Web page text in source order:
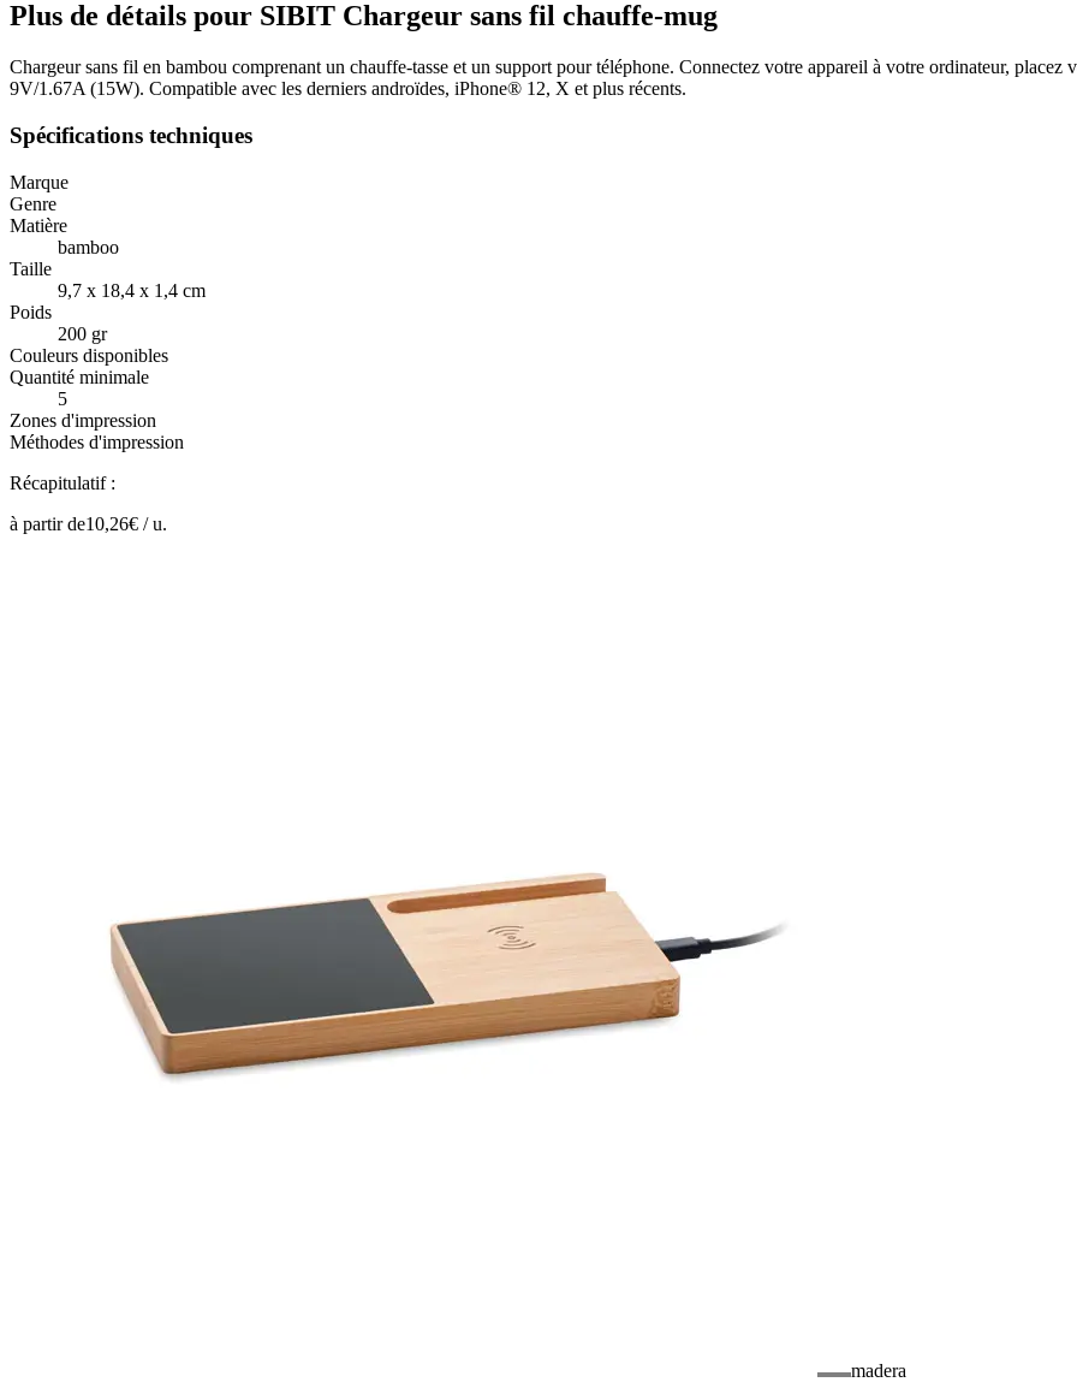
Plus de détails pour SIBIT Chargeur sans fil chauffe-mug
Chargeur sans fil en bambou comprenant un chauffe-tasse et un support pour téléphone. Connectez votre appareil à votre ordinateur, placez
9V/1.67A (15W). Compatible avec les derniers androïdes, iPhone® 12, X et plus récents.
Spécifications techniques
Marque
Genre
Matière
bamboo
Taille
9,7 x 18,4 x 1,4 cm
Poids
200 gr
Couleurs disponibles
Quantité minimale
5
Zones d'impression
Méthodes d'impression
Récapitulatif :
à partir de10,26€ /u.
madera